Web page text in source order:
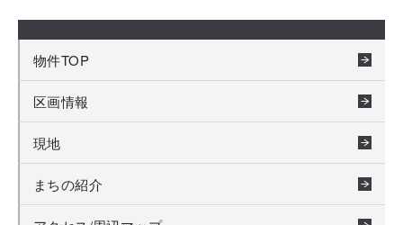
物件TOP
区画情報
現地
まちの紹介